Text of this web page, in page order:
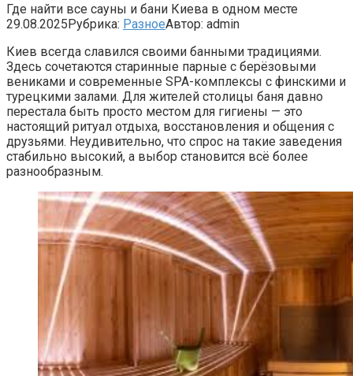
Где найти все сауны и бани Киева в одном месте
29.08.2025Рубрика: РазноеАвтор: admin
Киев всегда славился своими банными традициями.
Здесь сочетаются старинные парные с берёзовыми
вениками и современные SPA-комплексы с финскими и
турецкими залами. Для жителей столицы баня давно
перестала быть просто местом для гигиены — это
настоящий ритуал отдыха, восстановления и общения с
друзьями. Неудивительно, что спрос на такие заведения
стабильно высокий, а выбор становится всё более
разнообразным.